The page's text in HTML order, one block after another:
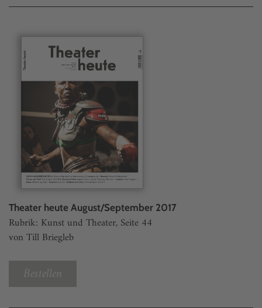
Theater heute August/September 2017
Rubrik: Kunst und Theater, Seite 44
von Till Briegleb
Bestellen